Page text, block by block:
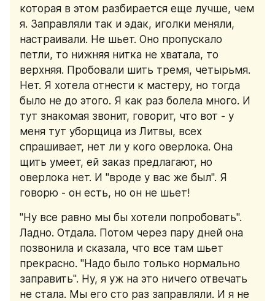
которая в этом разбирается еще лучше, чем
я. Заправляли так и эдак, иголки меняли,
настраивали. Не шьет. Оно пропускало
петли, то нижняя нитка не хватала, то
верхняя. Пробовали шить тремя, четырьмя.
Нет. Я хотела отнести к мастеру, но тогда
было не до этого. Я как раз болела много. И
тут знакомая звонит, говорит, что вот - у
меня тут уборщица из Литвы, всех
спрашивает, нет ли у кого оверлока. Она
щить умеет, ей заказ предлагают, но
оверлока нет. И "вроде у вас же был". Я
говорю - он есть, но он не шьет!
"Ну все равно мы бы хотели попробовать".
Ладно. Отдала. Потом через пару дней она
позвонила и сказала, что все там шьет
прекрасно. "Надо было только нормально
заправить". Ну, я уж на это ничего отвечать
не стала. Мы его сто раз заправляли. И я не